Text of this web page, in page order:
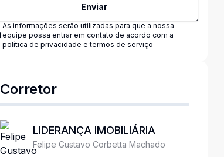
Enviar
As informações serão utilizadas para que a nossa
equipe possa entrar em contato de acordo com a
política de privacidade e termos de serviço
Corretor
LIDERANÇA IMOBILIÁRIA
Felipe Gustavo Corbetta Machado